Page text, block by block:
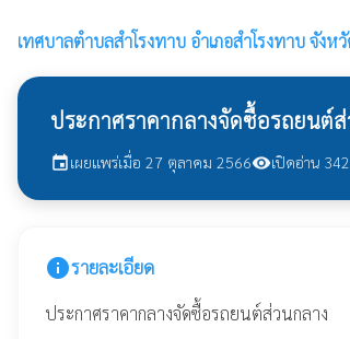
เทศบาลตำบลสำโรงทาบ อำเภอสำโรงทาบ จังห
ประกาศราคากลางจัดซื้อรถยนต์
eventเผยแพร่เมื่อ 27 ตุลาคม 2566visibilityเปิดอ่าน
infoรายละเอียด
ประกาศราคากลางจัดซื้อรถยนต์ส่วนกลาง